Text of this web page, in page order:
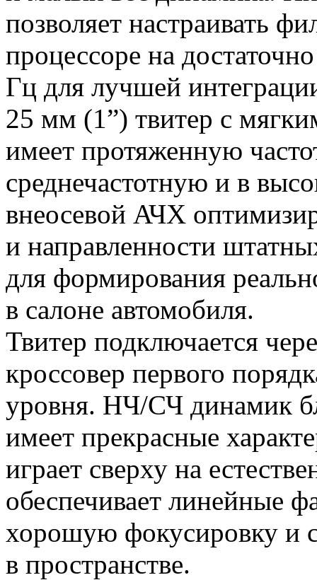
позволяет настраивать
процессоре на
Гц для лучшей
25 мм (1”) твитер с
имеет протяженную
среднечастотную и в
внеосевой АЧХ
и направленности
для формирования
в салоне автомобиля.
Твитер подключается
кроссовер первого
уровня. НЧ/СЧ динамик
имеет прекрасные
играет сверху на
обеспечивает линейные
хорошую фокусировку и
в пространстве.